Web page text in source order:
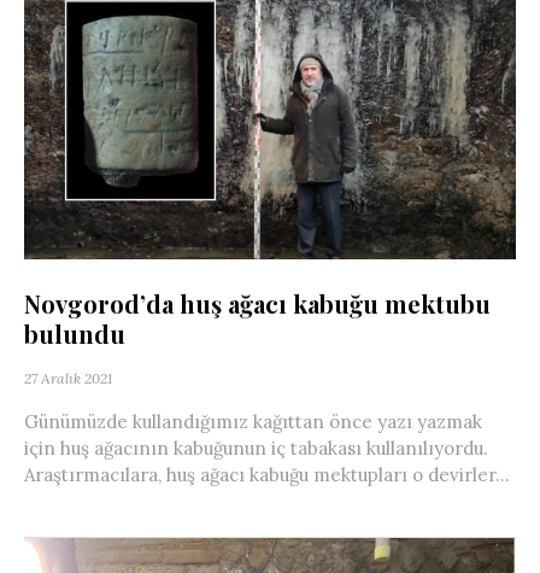
Novgorod’da huş ağacı kabuğu mektubu
bulundu
27 Aralık 2021
Günümüzde kullandığımız kağıttan önce yazı yazmak
için huş ağacının kabuğunun iç tabakası kullanılıyordu.
Araştırmacılara, huş ağacı kabuğu mektupları o devirler...